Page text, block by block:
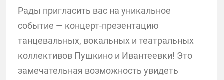
Рады пригласить вас на уникальное
событие — концерт-презентацию
танцевальных, вокальных и театральных
коллективов Пушкино и Ивантеевки! Это
замечательная возможность увидеть